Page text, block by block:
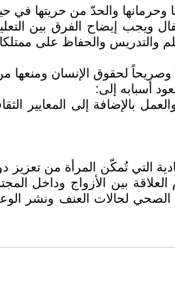
والحدّ من حريتها في
ويجب إيضاح الفرق بين
والتدريس والحفاظ على
لحقوق الإنسان ومنعها
أسبابه إلى:
بالإضافة إلى المعايير
التي تُمكّن المرأة من تعزيز
بين الأزواج وداخل
الصحي لحالات العنف ونشر